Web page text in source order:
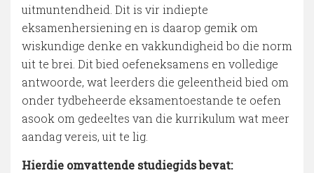
uitmuntendheid. Dit is vir indiepte
eksamenhersiening en is daarop gemik om
wiskundige denke en vakkundigheid bo die norm
uit te brei. Dit bied oefeneksamens en volledige
antwoorde, wat leerders die geleentheid bied om
onder tydbeheerde eksamentoestande te oefen
asook om gedeeltes van die kurrikulum wat meer
aandag vereis, uit te lig.
Hierdie omvattende studiegids bevat: